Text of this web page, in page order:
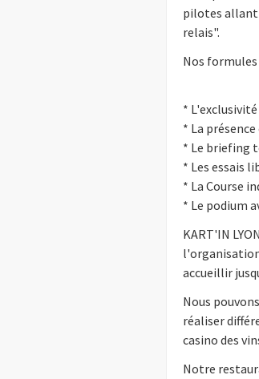
pilotes allant
relais".
Nos
*
* La
* Le briefing
* Les essais
* La Course
* Le podium
KART'IN
accueillir
Nous
réaliser
casino des
Notre